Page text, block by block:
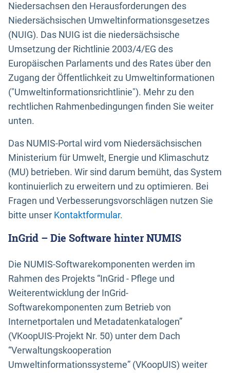
Niedersachsen den Herausforderungen des
Niedersächsischen Umweltinformationsgesetzes
(NUIG). Das NUIG ist die niedersächsische
Umsetzung der Richtlinie 2003/4/EG des
Europäischen Parlaments und des Rates über den
Zugang der Öffentlichkeit zu Umweltinformationen
("Umweltinformationsrichtlinie"). Mehr zu den
rechtlichen Rahmenbedingungen finden Sie weiter
unten.
Das NUMIS-Portal wird vom Niedersächsischen
Ministerium für Umwelt, Energie und Klimaschutz
(MU) betrieben. Wir sind darum bemüht, das System
kontinuierlich zu erweitern und zu optimieren. Bei
Fragen und Verbesserungsvorschlägen nutzen Sie
bitte unser Kontaktformular.
InGrid – Die Software hinter NUMIS
Die NUMIS-Softwarekomponenten werden im
Rahmen des Projekts “InGrid - Pflege und
Weiterentwicklung der InGrid-
Softwarekomponenten zum Betrieb von
Internetportalen und Metadatenkatalogen”
(VKoopUIS-Projekt Nr. 50) unter dem Dach
“Verwaltungskooperation
Umweltinformationssysteme” (VKoopUIS) weiter